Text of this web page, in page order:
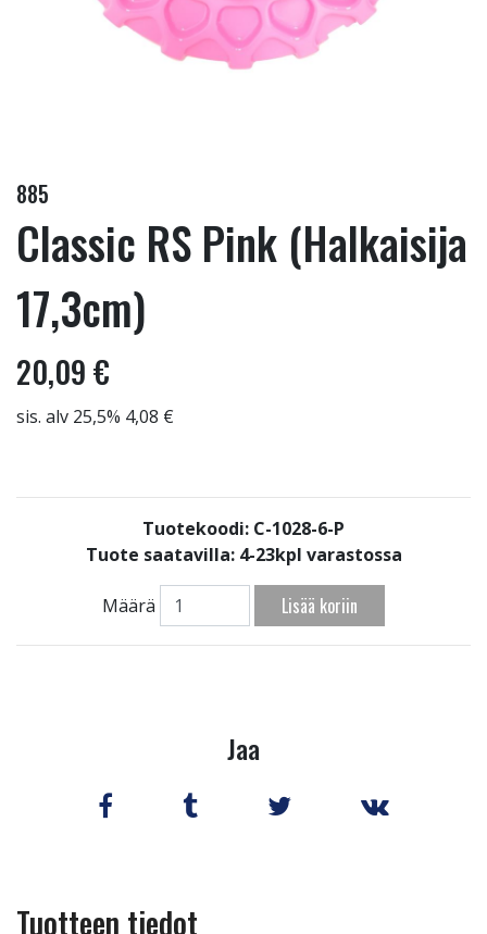
885
Classic RS Pink (Halkaisija
17,3cm)
20,09 €
sis. alv 25,5% 4,08 €
Tuotekoodi: C-1028-6-P
Tuote saatavilla: 4-23kpl varastossa
Määrä Lisää koriin
Jaa
Tuotteen tiedot